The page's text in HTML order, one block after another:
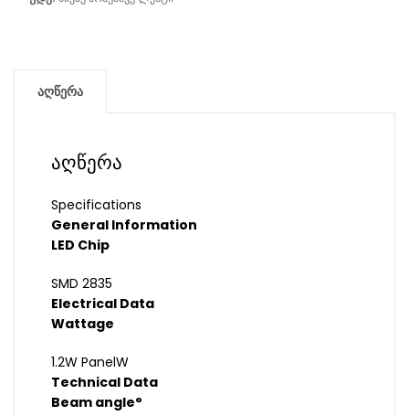
აღწერა
აღწერა
Specifications
General Information
LED Chip
SMD 2835
Electrical Data
Wattage
1.2W PanelW
Technical Data
Beam angle°